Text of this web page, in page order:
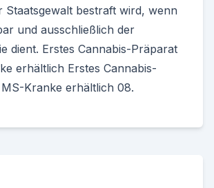
Staatsgewalt bestraft wird, wenn
und ausschließlich der
dient. Erstes Cannabis-Präparat
erhältlich Erstes Cannabis-
Kranke erhältlich 08.